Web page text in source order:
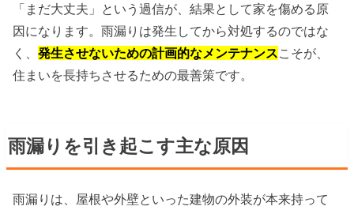
「まだ大丈夫」という過信が、結果として家を傷める原
因になります。雨漏りは発生してから対処するのではな
く、発生させないための計画的なメンテナンスこそが、
住まいを長持ちさせるための最善策です。
雨漏りを引き起こす主な原因
雨漏りは、屋根や外壁といった建物の外装が本来持って